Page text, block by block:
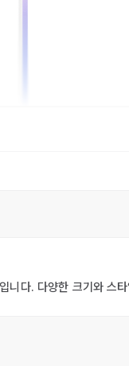
니다. 다양한 크기와 스